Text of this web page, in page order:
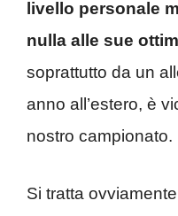
livello personale
nulla alle sue
soprattutto da un
anno all’estero, è
nostro campionato.
Si tratta